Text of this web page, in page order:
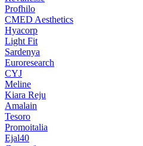
Profhilo
CMED Aesthetics
Hyacorp
Light Fit
Sardenya
Euroresearch
CYJ
Meline
Kiara Reju
Amalain
Tesoro
Promoitalia
Ejal40